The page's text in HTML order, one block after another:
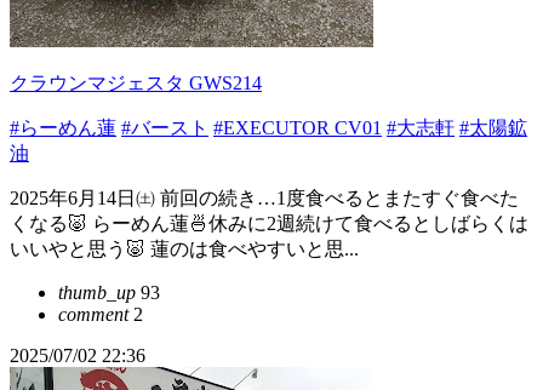
クラウンマジェスタ GWS214
#らーめん蓮 #バースト #EXECUTOR CV01 #大志軒 #太陽鉱
油
2025年6月14日㈯ 前回の続き…1度食べるとまたすぐ食べた
くなる🐷 らーめん蓮🍜休みに2週続けて食べるとしばらくは
いいやと思う🐷 蓮のは食べやすいと思...
thumb_up 93
comment2
2025/07/02 22:36